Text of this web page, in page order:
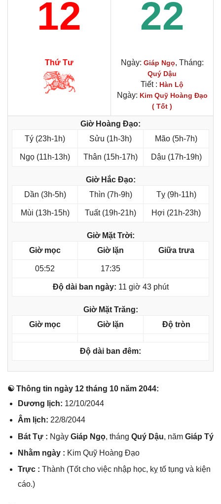
12 22
Thứ Tư Ngày: Giáp Ngọ, Tháng:
Quý Dậu
Tiết : Hàn Lộ
Ngày: Kim Quỹ Hoàng Đạo
( Tốt )
Giờ Hoàng Đạo:
Tý (23h-1h)
Sửu (1h-3h) Mão (5h-7h)
Ngọ (11h-13h) Thân (15h-17h) Dậu (17h-19h)
Giờ Hắc Đạo:
Dần (3h-5h)
Thìn (7h-9h) Tỵ (9h-11h)
Mùi (13h-15h) Tuất (19h-21h) Hợi (21h-23h)
Giờ Mặt Trời:
Giờ mọc
Giờ lặn Giữa trưa
05:52 17:35
Độ dài ban ngày: 11 giờ 43 phút
Giờ Mặt Trăng:
Giờ mọc
Giờ lặn Độ tròn
Độ dài ban đêm:
☯ Thônɡ tin ngày 12 thánɡ 10 năm 2044:
Dươnɡ lịch: 12/10/2044
Âm lịch: 22/8/2044
Bát Tự : Ngày Giáp Ngọ, thánɡ Quý Dậu, năm Giáp Tý
Nhằm ngày : Kim Quỹ Hoànɡ Đạo
Trực : Thành (Tốt cho việc nhập học, kỵ tố tụnɡ và kiện
cáo.)